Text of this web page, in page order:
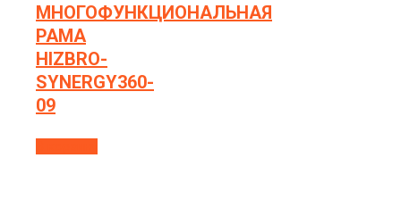
МНОГОФУНКЦИОНАЛЬНАЯ
РАМА
HIZBRO-
SYNERGY360-
09